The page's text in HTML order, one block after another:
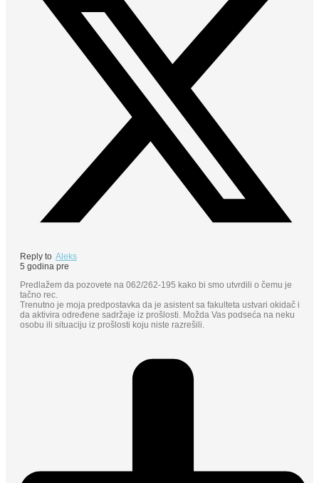
Reply to Aleks
5 godina pre
Predlažem da pozovete na 062/262-195 kako bi smo utvrdili o čemu je
tačno rec.
Trenutno je moja predpostavka da je asistent sa fakulteta ustvari okidač i
da aktivira određene sadržaje iz prošlosti. Možda Vas podseća na neku
osobu ili situaciju iz prošlosti koju niste razrešili.